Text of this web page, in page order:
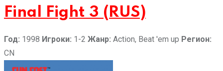
Final Fight 3 (RUS)
Год: 1998 Игроки: 1-2 Жанр: Action, Beat 'em up Регион:
CN